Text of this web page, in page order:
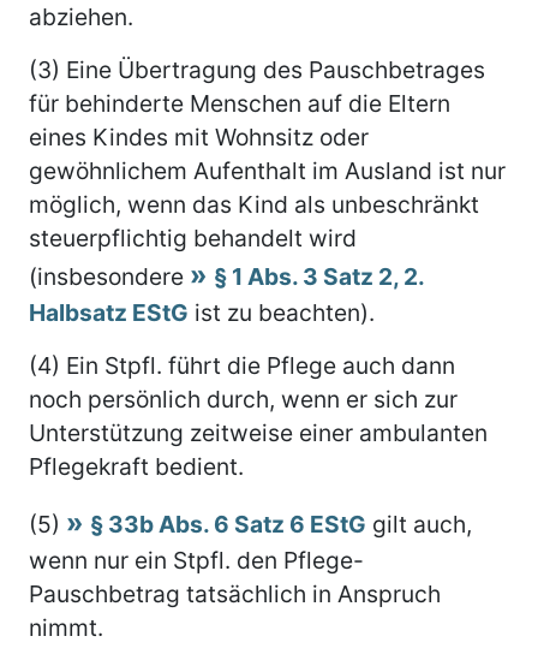
abziehen.
(3) Eine Übertragung des Pauschbetrages
für behinderte Menschen auf die Eltern
eines Kindes mit Wohnsitz oder
gewöhnlichem Aufenthalt im Ausland ist nur
möglich, wenn das Kind als unbeschränkt
steuerpflichtig behandelt wird
(insbesondere
§ 1 Abs. 3 Satz 2, 2.
Halbsatz EStG ist zu beachten).
(4) Ein Stpfl. führt die Pflege auch dann
noch persönlich durch, wenn er sich zur
Unterstützung zeitweise einer ambulanten
Pflegekraft bedient.
(5)
§ 33b Abs. 6 Satz 6 EStG gilt auch,
wenn nur ein Stpfl. den Pflege-
Pauschbetrag tatsächlich in Anspruch
nimmt.